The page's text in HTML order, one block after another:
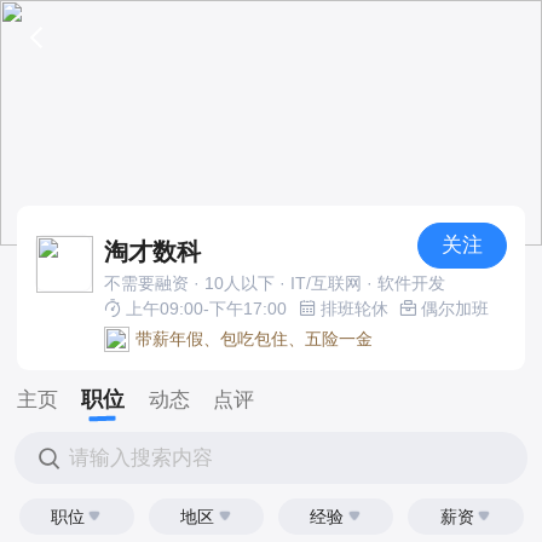
淘才数科 关注
不需要融资 · 10人以下 · IT/互联网 · 软件开发
上午09:00-下午17:00
排班轮休
偶尔加班
带薪年假、包吃包住、五险一金
主页 职位 动态 点评
请输入搜索内容
职位 地区 经验 薪资